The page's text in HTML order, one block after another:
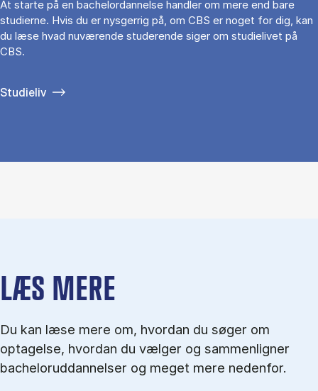
At starte på en bachelordannelse handler om mere end bare
studierne. Hvis du er nysgerrig på, om CBS er noget for dig, kan
du læse hvad nuværende studerende siger om studielivet på
CBS.
Studieliv
LÆS MERE
Du kan læse mere om, hvordan du søger om
optagelse, hvordan du vælger og sammenligner
bacheloruddannelser og meget mere nedenfor.